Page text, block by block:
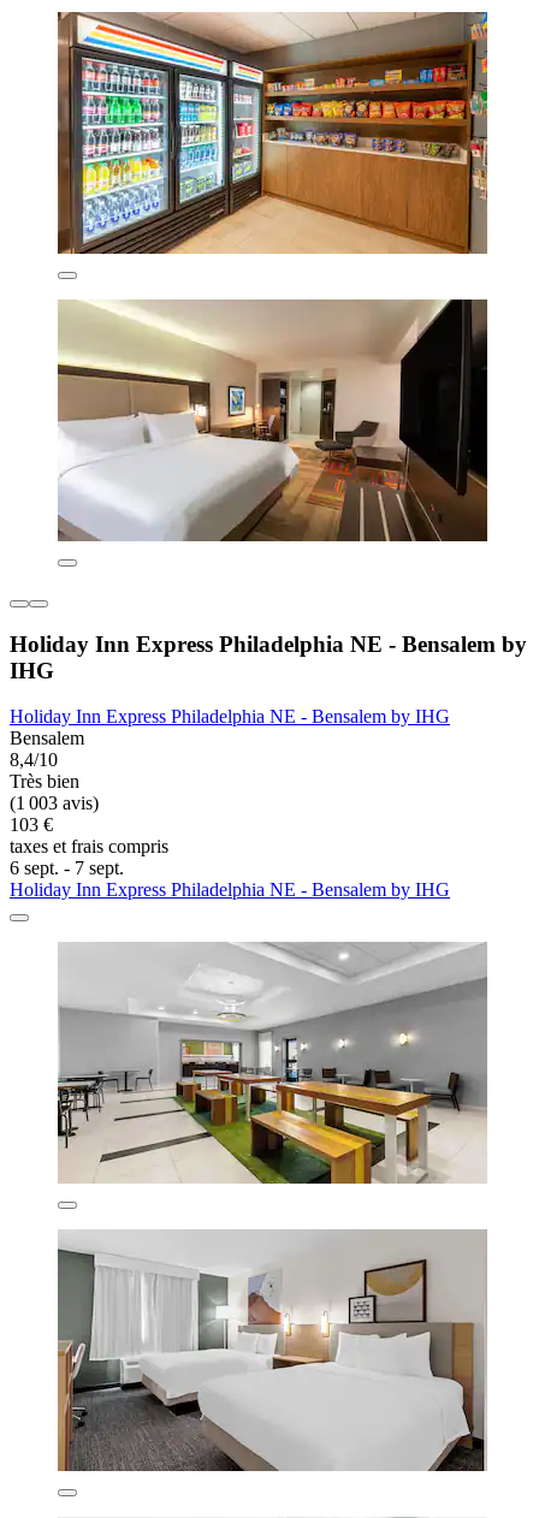
Holiday Inn Express Philadelphia NE - Bensalem by
IHG
Holiday Inn Express Philadelphia NE - Bensalem by IHG
Bensalem
8,4/10
Très bien
(1 003 avis)
103 €
taxes et frais compris
6 sept. - 7 sept.
Holiday Inn Express Philadelphia NE - Bensalem by IHG